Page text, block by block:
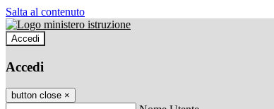
Salta al contenuto
Accedi
Accedi
button close ×